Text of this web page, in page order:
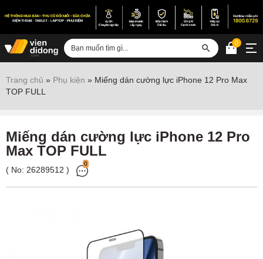
Sửa iPhone
Sửa Vertu
Sửa Macbook
0
Trang chủ » Phụ kiện » Miếng dán cường lực iPhone 12 Pro Max
TOP FULL
Miếng dán cường lực iPhone 12 Pro
Max TOP FULL
( No: 26289512 )
0